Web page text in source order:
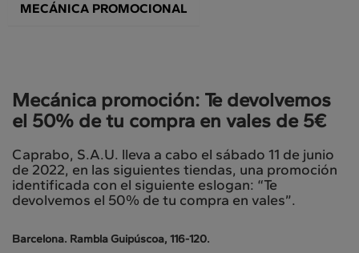
MECÁNICA PROMOCIONAL
Mecánica promoción: Te devolvemos
el 50% de tu compra en vales de 5€
Caprabo, S.A.U. lleva a cabo el sábado 11 de junio
de 2022, en las siguientes tiendas, una promoción
identificada con el siguiente eslogan: “Te
devolvemos el 50% de tu compra en vales”.
Barcelona. Rambla Guipúscoa, 116-120.